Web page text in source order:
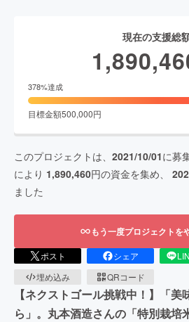
現在の支援総
378%達成
目標金額500,000円
このプロジェクトは、 2021/10/01に募
により 1,890,460円の資金を集め、
ました
もう一度プロジェクトを
ポスト シェア
埋め込み
QRコード
【ネクストゴール挑戦中！】「
ら」。丸本酒造さんの「特別栽培